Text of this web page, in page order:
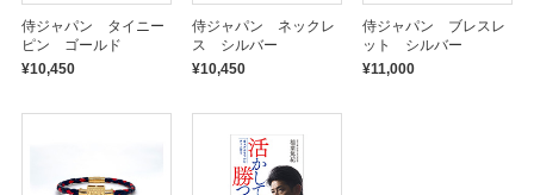
侍ジャパン タイニー
ピン ゴールド
¥10,450
侍ジャパン ネックレ
ス シルバー
¥10,450
侍ジャパン ブレスレ
ット シルバー
¥11,000